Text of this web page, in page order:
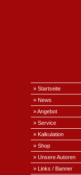
» Startseite
» News
» Angebot
» Service
» Kalkulation
» Shop
» Unsere Autoren
» Links / Banner